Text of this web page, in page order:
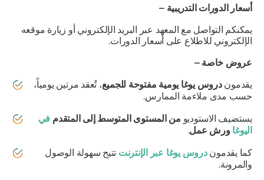
أسعار الدورات التدريبية –
يمكنكم التواصل مع المعهد عبر البريد الإلكتروني أو زيارة موقعه
الإلكتروني للاطلاع على أسعار الدورات.
عروض خاصة –
يقدموندروس يوغا يومية مفتوحة للجميع، تُعقد مرتين يومياً،
حسب مدى ملاءمة الممارس.
يستضيف الاستوديومن المستوى المتوسط ​​إلى المتقدمفي
اليوغاورش عمل.
كما يقدمون دروس يوغا عبر الإنترنتتتيح سهولة الوصول
والمرونة.